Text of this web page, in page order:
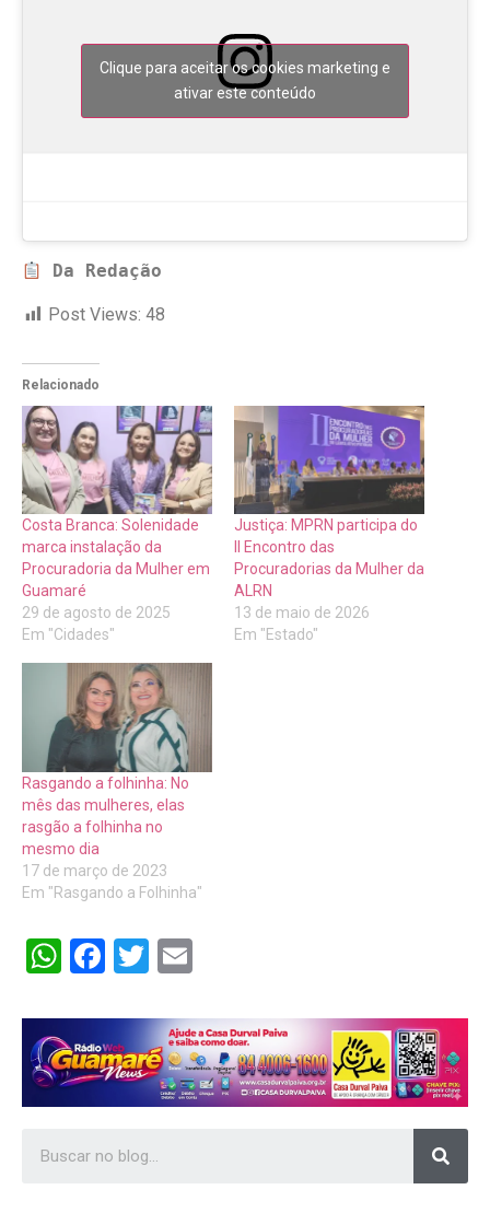
Clique para aceitar os cookies marketing e
ativar este conteúdo
Da Redação
Post Views: 48
Relacionado
Costa Branca: Solenidade
marca instalação da
Procuradoria da Mulher em
Guamaré
29 de agosto de 2025
Em "Cidades"
Justiça: MPRN participa do
II Encontro das
Procuradorias da Mulher da
ALRN
13 de maio de 2026
Em "Estado"
Rasgando a folhinha: No
mês das mulheres, elas
rasgão a folhinha no
mesmo dia
17 de março de 2023
Em "Rasgando a Folhinha"
WhatsApp
Facebook
Twitter